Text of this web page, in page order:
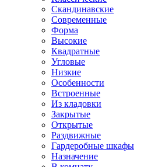
Скандинавские
Современные
Форма
Высокие
Квадратные
Угловые
Низкие
Особенности
Встроенные
Из кладовки
Закрытые
Открытые
Раздвижные
Гардеробные шкафы
Назначение